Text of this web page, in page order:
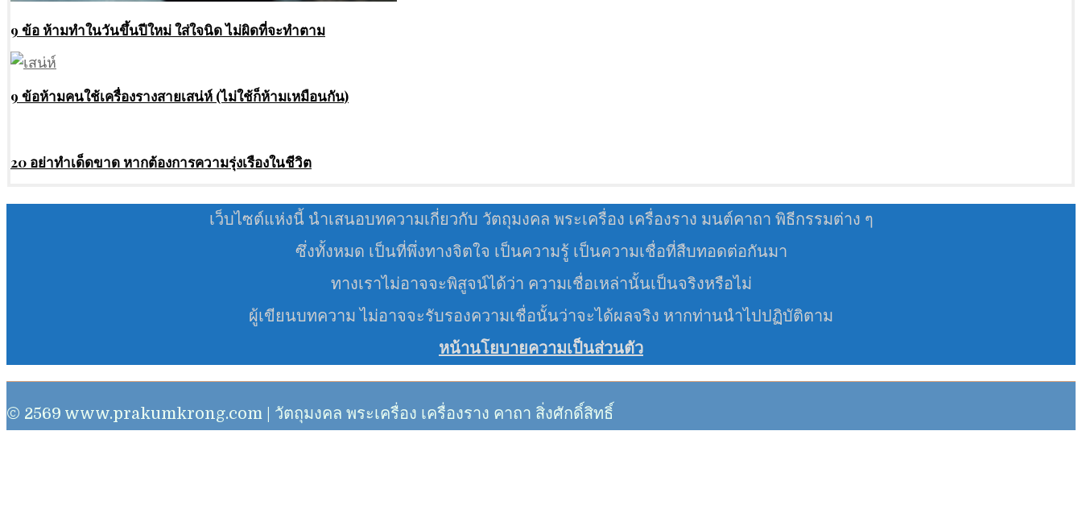
9 ข้อ ห้ามทำในวันขึ้นปีใหม่ ใส่ใจนิด ไม่ผิดที่จะทำตาม
9 ข้อห้ามคนใช้เครื่องรางสายเสน่ห์ (ไม่ใช้ก็ห้ามเหมือนกัน)
20 อย่าทำเด็ดขาด หากต้องการความรุ่งเรืองในชีวิต
เว็บไซต์แห่งนี้ นำเสนอบทความเกี่ยวกับ วัตถุมงคล พระเครื่อง เครื่องราง มนต์คาถา พิธีกรรมต่าง ๆ
ซึ่งทั้งหมด เป็นที่พึ่งทางจิตใจ เป็นความรู้ เป็นความเชื่อที่สืบทอดต่อกันมา
ทางเราไม่อาจจะพิสูจน์ได้ว่า ความเชื่อเหล่านั้นเป็นจริงหรือไม่
ผู้เขียนบทความ ไม่อาจจะรับรองความเชื่อนั้นว่าจะได้ผลจริง หากท่านนำไปปฏิบัติตาม
หน้านโยบายความเป็นส่วนตัว
© 2569 www.prakumkrong.com | วัตถุมงคล พระเครื่อง เครื่องราง คาถา สิ่งศักดิ์สิทธิ์